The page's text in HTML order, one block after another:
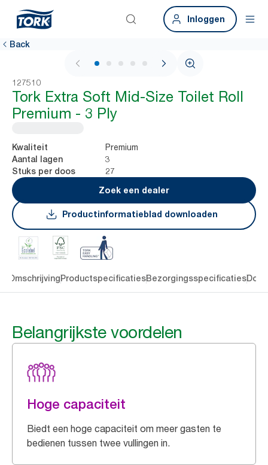
Inloggen
Back
1 / 5
127510
Tork Extra Soft Mid-Size Toilet Roll
Premium - 3 Ply
Kwaliteit Premium
Aantal lagen 3
Stuks per doos
27
Zoek een dealer
Productinformatieblad downloaden
OmschrijvingProductspecificatiesBezorgingsspecificaties
Belangrijkste voordelen
Hoge capaciteit
Biedt een hoge capaciteit om meer gasten te
bedienen tussen twee vullingen in.